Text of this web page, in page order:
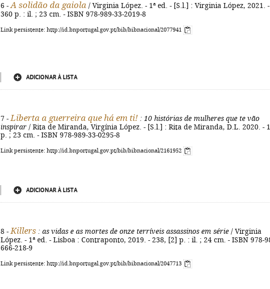
6 - A solidão da gaiola / Virginia López. - 1ª ed. - [S.l.] : Virginia López, 2021. -
360 p. : il. ; 23 cm. - ISBN 978-989-33-2019-8
Link persistente: http://id.bnportugal.gov.pt/bib/bibnacional/2077941
ADICIONAR À LISTA
7 - Liberta a guerreira que há em ti! : 10 histórias de mulheres que te vão
inspirar / Rita de Miranda, Virgínia López. - [S.l.] : Rita de Miranda, D.L. 2020. -
p. ; 23 cm. - ISBN 978-989-33-0295-8
Link persistente: http://id.bnportugal.gov.pt/bib/bibnacional/2161952
ADICIONAR À LISTA
8 - Killers : as vidas e as mortes de onze terríveis assassinos em série / Virginia
López. - 1ª ed. - Lisboa : Contraponto, 2019. - 238, [2] p. : il. ; 24 cm. - ISBN 978-
666-218-9
Link persistente: http://id.bnportugal.gov.pt/bib/bibnacional/2047713